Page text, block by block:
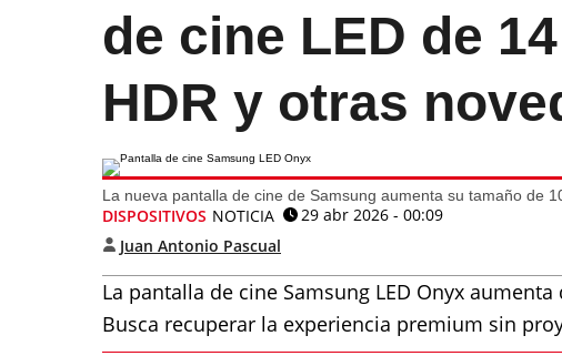
de cine LED de
HDR y otras
La nueva pantalla de cine de Samsung aumenta su tamaño de
DISPOSITIVOS NOTICIA
29 abr 2026 - 00:09
Juan Antonio Pascual
La pantalla de cine Samsung LED Onyx
Busca recuperar la experiencia premium sin